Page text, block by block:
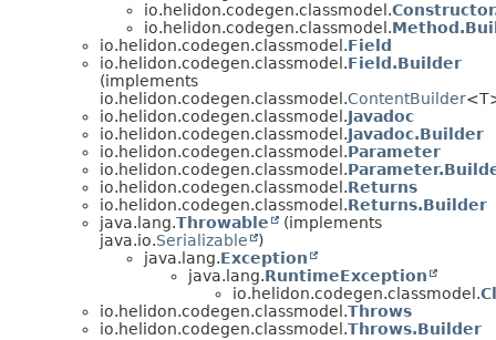
io.helidon.codegen.classmodel.
io.helidon.codegen.classmodel.
io.helidon.codegen.classmodel.Field
io.helidon.codegen.classmodel.Field.Builder
(implements
io.helidon.codegen.classmodel.ContentBuilder
io.helidon.codegen.classmodel.Javadoc
io.helidon.codegen.classmodel.Javadoc.Builder
io.helidon.codegen.classmodel.Parameter
io.helidon.codegen.classmodel.
io.helidon.codegen.classmodel.Returns
io.helidon.codegen.classmodel.Returns.Builder
java.lang.Throwable
(implements
java.io.Serializable
)
java.lang.Exception
java.lang.RuntimeException
io.helidon.codegen.classmodel.
io.helidon.codegen.classmodel.Throws
io.helidon.codegen.classmodel.Throws.Builder